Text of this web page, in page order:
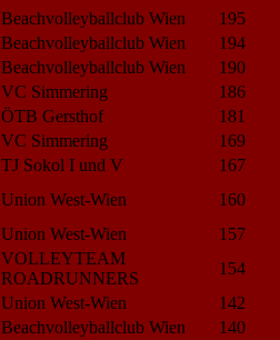
Beachvolleyballclub Wien
195
Beachvolleyballclub Wien
194
Beachvolleyballclub Wien
190
VC Simmering
186
ÖTB Gersthof
181
VC Simmering
169
TJ Sokol I und V
167
Union West-Wien
160
Union West-Wien
157
VOLLEYTEAM
ROADRUNNERS
154
Union West-Wien
142
Beachvolleyballclub Wien
140